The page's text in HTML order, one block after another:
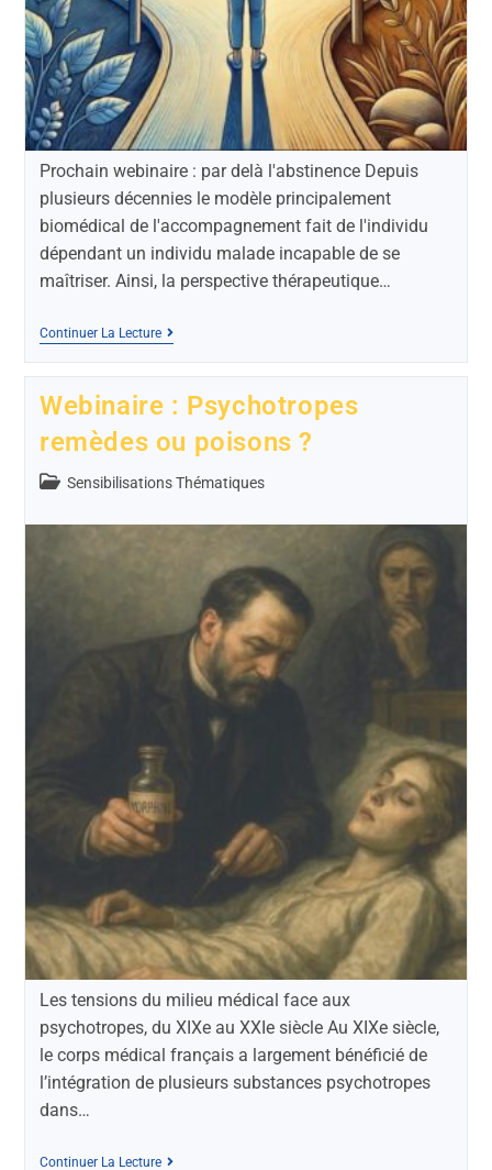
Prochain webinaire : par delà l'abstinence Depuis
plusieurs décennies le modèle principalement
biomédical de l'accompagnement fait de l'individu
dépendant un individu malade incapable de se
maîtriser. Ainsi, la perspective thérapeutique…
Continuer La Lecture
Webinaire : Psychotropes
remèdes ou poisons ?
Sensibilisations Thématiques
Les tensions du milieu médical face aux
psychotropes, du XIXe au XXIe siècle Au XIXe siècle,
le corps médical français a largement bénéficié de
l’intégration de plusieurs substances psychotropes
dans…
Continuer La Lecture